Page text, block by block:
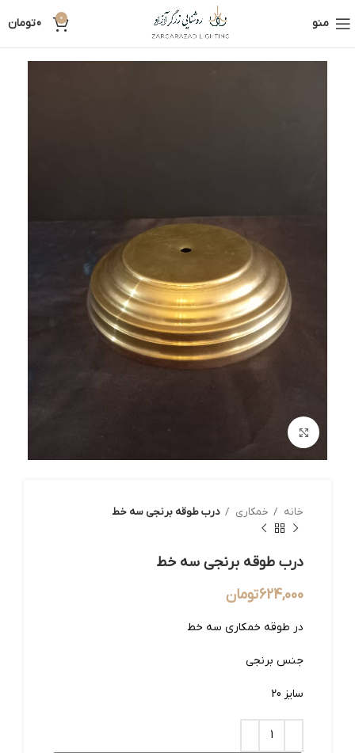
منو 0
0تومان
خانه خمکاری درب طوقه برنجی سه خط
درب طوقه برنجی سه خط
624,000تومان
در طوقه خمکاری سه خط
جنس برنجی
سایز 20